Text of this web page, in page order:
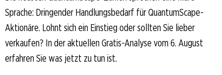
Sprache: Dringender Handlungsbedarf für QuantumScape-
Aktionäre. Lohnt sich ein Einstieg oder sollten Sie lieber
verkaufen? In der aktuellen Gratis-Analyse vom 6. August
erfahren Sie was jetzt zu tun ist.